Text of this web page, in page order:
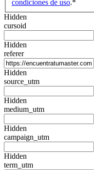
condiciones de uso.*
Hidden
cursoid
Hidden
referer
Hidden
source_utm
Hidden
medium_utm
Hidden
campaign_utm
Hidden
term_utm